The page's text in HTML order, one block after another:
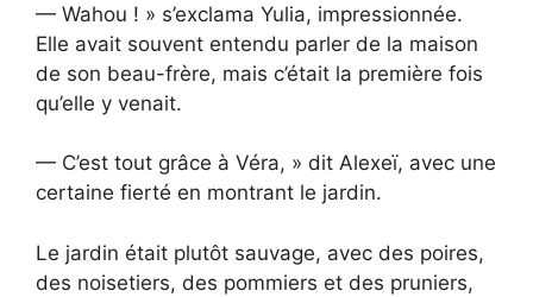
— Wahou ! » s’exclama Yulia, impressionnée.
Elle avait souvent entendu parler de la maison
de son beau-frère, mais c’était la première fois
qu’elle y venait.
— C’est tout grâce à Véra, » dit Alexeï, avec une
certaine fierté en montrant le jardin.
Le jardin était plutôt sauvage, avec des poires,
des noisetiers, des pommiers et des pruniers,